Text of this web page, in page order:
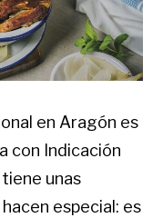
en Aragón es
con Indicación
unas
especial: es